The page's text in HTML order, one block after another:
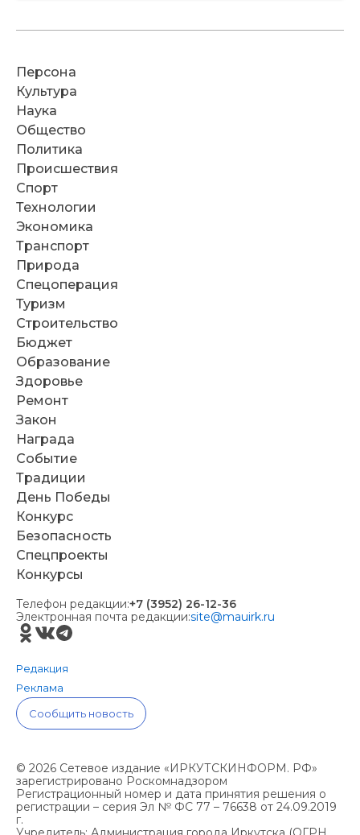
Персона
Культура
Наука
Общество
Политика
Происшествия
Спорт
Технологии
Экономика
Транспорт
Природа
Спецоперация
Туризм
Строительство
Бюджет
Образование
Здоровье
Ремонт
Закон
Награда
Событие
Традиции
День Победы
Конкурс
Безопасность
Спецпроекты
Конкурсы
Телефон редакции:+7 (3952) 26-12-36
Электронная почта редакции:site@mauirk.ru
Редакция
Реклама
Сообщить новость
© 2026 Сетевое издание «ИРКУТСКИНФОРМ. РФ»
зарегистрировано Роскомнадзором
Регистрационный номер и дата принятия решения о
регистрации – серия Эл № ФС 77 – 76638 от 24.09.2019
г.